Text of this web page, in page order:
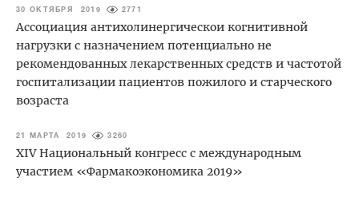
30 ОКТЯБРЯ 2019 2771
Ассоциация антихолинергическои когнитивной
нагрузки с назначением потенциально не
рекомендованных лекарственных средств и частотой
госпитализации пациентов пожилого и старческого
возраста
21 МАРТА 2019 3260
XIV Национальный конгресс с международным
участием «Фармакоэкономика 2019»